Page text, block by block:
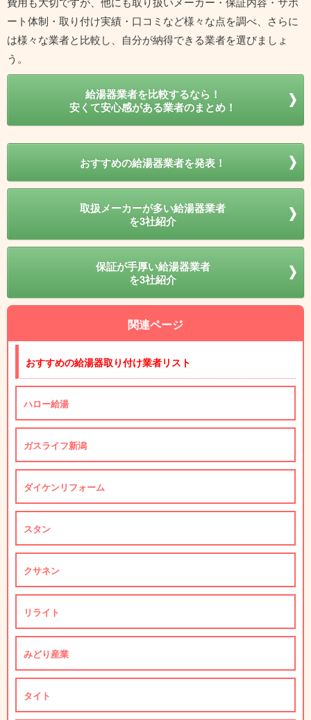
ート体制・取り付け実績・口コミなど様々な点を調べ、さらに
は様々な業者と比較し、自分が納得できる業者を選びましょ
う。
給湯器業者を比較するなら！
安くて安心感がある業者のまとめ！
おすすめの給湯器業者を発表！
取扱メーカーが多い給湯器業者
を3社紹介
保証が手厚い給湯器業者
を3社紹介
関連ページ
おすすめの給湯器取り付け業者リスト
ハロー給湯
ガスライフ新潟
ダイケンリフォーム
スタン
クサネン
リライト
みどり産業
タイト